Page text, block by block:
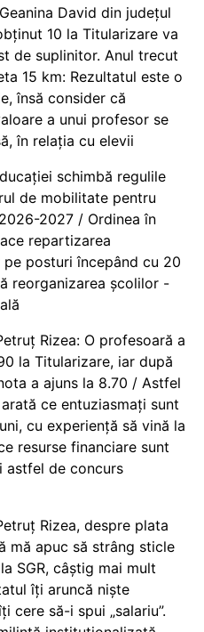
David din județul
10 la Titularizare va
de suplinitor. Anul trecut
15 km: Rezultatul este o
însă consider că
a unui profesor se
în relația cu elevii
schimbă regulile
de mobilitate pentru
2027 / Ordinea în
repartizarea
posturi începând cu 20
reorganizarea școlilor -
Rizea: O profesoară a
la Titularizare, iar după
a ajuns la 8.70 / Astfel
ce entuziasmați sunt
cu experiență să vină la
resurse financiare sunt
astfel de concurs
Rizea, despre plata
mă apuc să strâng sticle
SGR, câștig mai mult
îți aruncă niște
cere să-i spui „salariu”.